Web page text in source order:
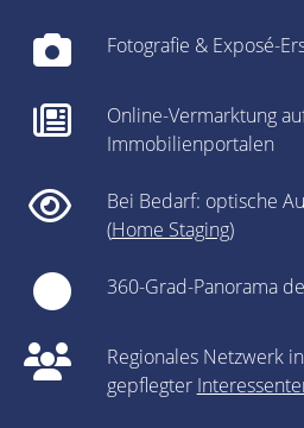
Fotografie & Exposé-
Online-Vermarktung
Immobilienportalen
Bei Bedarf: optische
(Home Staging)
360-Grad-Panorama
Regionales Netzwerk
gepflegter